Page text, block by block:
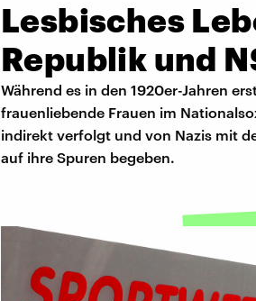
Lesbisches
Republik und
Während es in den 1920er-Jahren
frauenliebende Frauen im
indirekt verfolgt und von Nazis mit
auf ihre Spuren begeben.